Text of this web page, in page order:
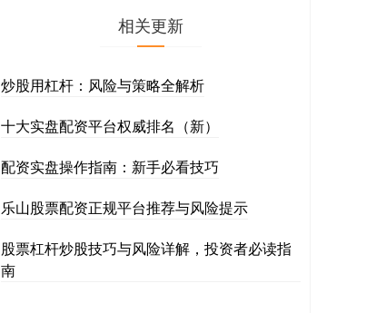
相关更新
炒股用杠杆：风险与策略全解析
十大实盘配资平台权威排名（新）
配资实盘操作指南：新手必看技巧
乐山股票配资正规平台推荐与风险提示
股票杠杆炒股技巧与风险详解，投资者必读指
南